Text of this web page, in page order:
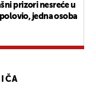
prizori nesreće u
jedna osoba